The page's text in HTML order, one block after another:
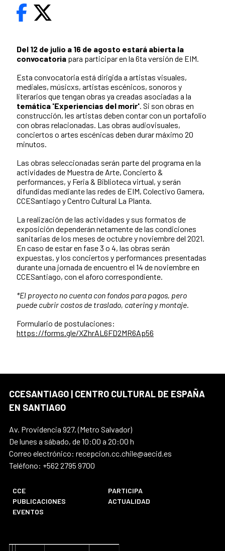
Del 12 de julio a 16 de agosto estará abierta la
convocatoria para participar en la 6ta versión de EIM.
Esta convocatoria está dirigida a artistas visuales,
mediales, músicxs, artistas escénicos, sonoros y
literarios que tengan obras ya creadas asociadas a la
temática 'Experiencias del morir'. Si son obras en
construcción, les artistas deben contar con un portafolio
con obras relacionadas. Las obras audiovisuales,
conciertos o artes escénicas deben durar máximo 20
minutos.
Las obras seleccionadas serán parte del programa en la
actividades de Muestra de Arte, Concierto &
performances, y Feria & Biblioteca virtual, y serán
difundidas mediante las redes de EIM, Colectivo Gamera,
CCESantiago y Centro Cultural La Planta.
La realización de las actividades y sus formatos de
exposición dependerán netamente de las condiciones
sanitarias de los meses de octubre y noviembre del 2021.
En caso de estar en fase 3 o 4, las obras serán
expuestas, y los conciertos y performances presentadas
durante una jornada de encuentro el 14 de noviembre en
CCESantiago, con el aforo correspondiente.
*El proyecto no cuenta con fondos para pagos, pero
puede cubrir costos de traslado, catering y montaje.
​Formulario de postulaciones:
https://forms.gle/XZhrAL6FD2MR6Ap56
CCESANTIAGO | CENTRO CULTURAL DE ESPAÑA
EN SANTIAGO
Av. Providencia 927, (Metro Salvador)
De lunes a sábado, de 10:00 a 20:00 h
Correo electrónico: recepcion.cc.chile@aecid.es
Teléfono: +562 2795 9700
CCE
PARTICIPA
PUBLICACIONES
ACTUALIDAD
EVENTOS